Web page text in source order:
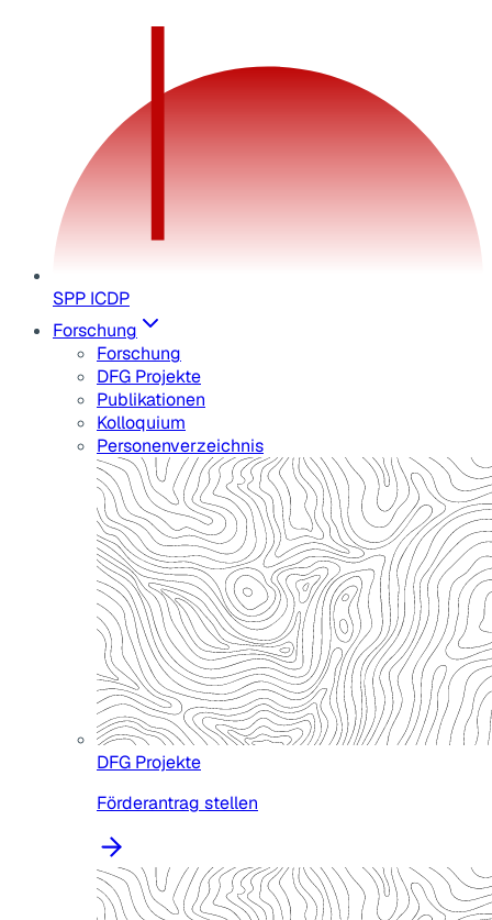
SPP ICDP
Forschung
Forschung
DFG Projekte
Publikationen
Kolloquium
Personenverzeichnis
DFG Projekte
Förderantrag stellen